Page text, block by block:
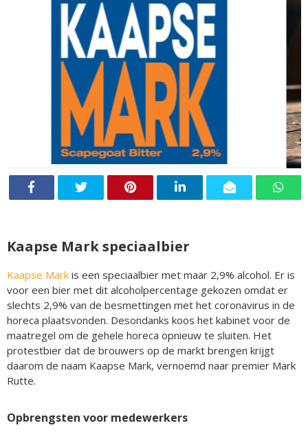
Kaapse Mark speciaalbier
Kaapse Mark is een speciaalbier met maar 2,9% alcohol. Er is
voor een bier met dit alcoholpercentage gekozen omdat er
slechts 2,9% van de besmettingen met het coronavirus in de
horeca plaatsvonden. Desondanks koos het kabinet voor de
maatregel om de gehele horeca opnieuw te sluiten. Het
protestbier dat de brouwers op de markt brengen krijgt
daarom de naam Kaapse Mark, vernoemd naar premier Mark
Rutte.
Opbrengsten voor medewerkers